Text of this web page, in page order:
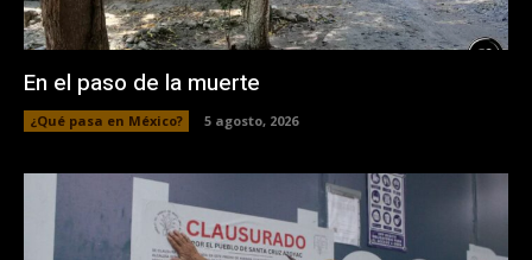
En el paso de la muerte
¿Qué pasa en México? 5 agosto, 2026